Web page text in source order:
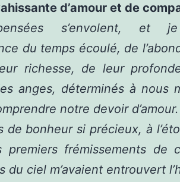
d’amour et de
s’envolent, et
du temps écoulé, de
richesse, de leur
anges, déterminés à nous
notre devoir d’amour.
de bonheur si précieux, à
frémissements de
du ciel m’avaient entrouvert